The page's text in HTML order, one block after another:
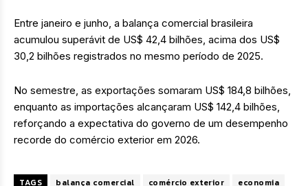
Entre janeiro e junho, a balança comercial brasileira
acumulou superávit de US$ 42,4 bilhões, acima dos US$
30,2 bilhões registrados no mesmo período de 2025.
No semestre, as exportações somaram US$ 184,8 bilhões,
enquanto as importações alcançaram US$ 142,4 bilhões,
reforçando a expectativa do governo de um desempenho
recorde do comércio exterior em 2026.
TAGS balança comercial comércio exterior
economia